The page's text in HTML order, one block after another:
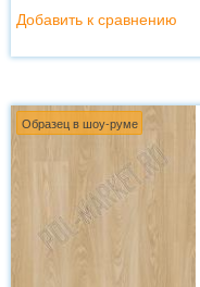
Добавить к сравнению
Образец в шоу-руме